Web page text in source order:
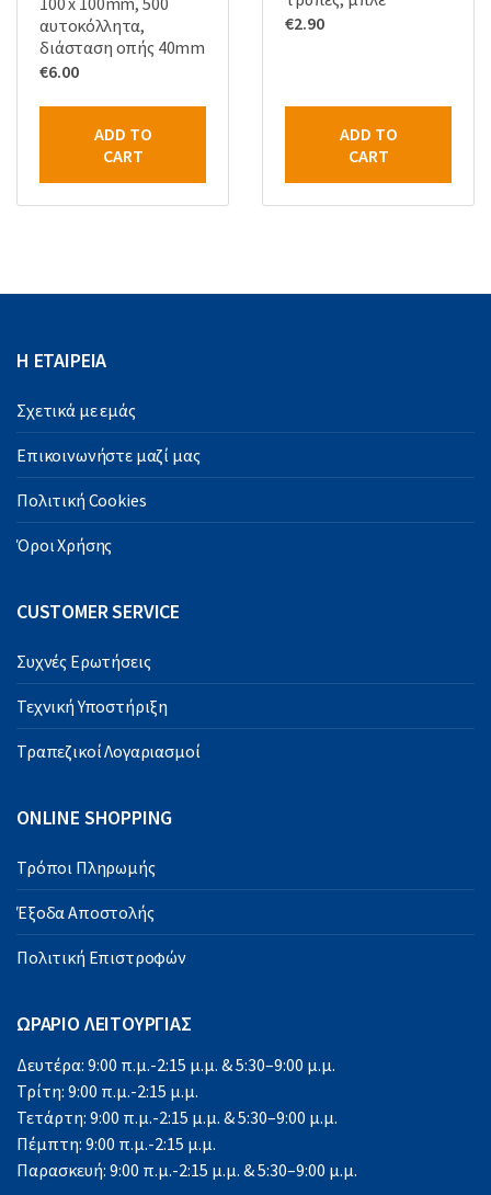
αυτοκόλλητα,
διάσταση οπής 40mm
€6.00
ADD TO
CART
€2.90
ADD TO
CART
Η ΕΤΑΙΡΕΙΑ
Σχετικά με εμάς
Επικοινωνήστε μαζί μας
Πολιτική Cookies
Όροι Χρήσης
CUSTOMER SERVICE
Συχνές Ερωτήσεις
Τεχνική Υποστήριξη
Τραπεζικοί Λογαριασμοί
ONLINE SHOPPING
Τρόποι Πληρωμής
Έξοδα Αποστολής
Πολιτική Επιστροφών
ΩΡΑΡΙΟ ΛΕΙΤΟΥΡΓΙΑΣ
Δευτέρα: 9:00 π.μ.-2:15 μ.μ. & 5:30–9:00 μ.μ.
Τρίτη: 9:00 π.μ.-2:15 μ.μ.
Τετάρτη: 9:00 π.μ.-2:15 μ.μ. & 5:30–9:00 μ.μ.
Πέμπτη: 9:00 π.μ.-2:15 μ.μ.
Παρασκευή: 9:00 π.μ.-2:15 μ.μ. & 5:30–9:00 μ.μ.